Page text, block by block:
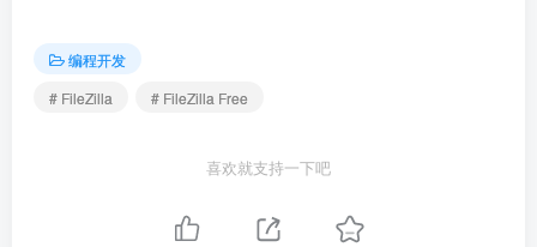
编程开发
# FileZilla
# FileZilla Free
喜欢就支持一下吧